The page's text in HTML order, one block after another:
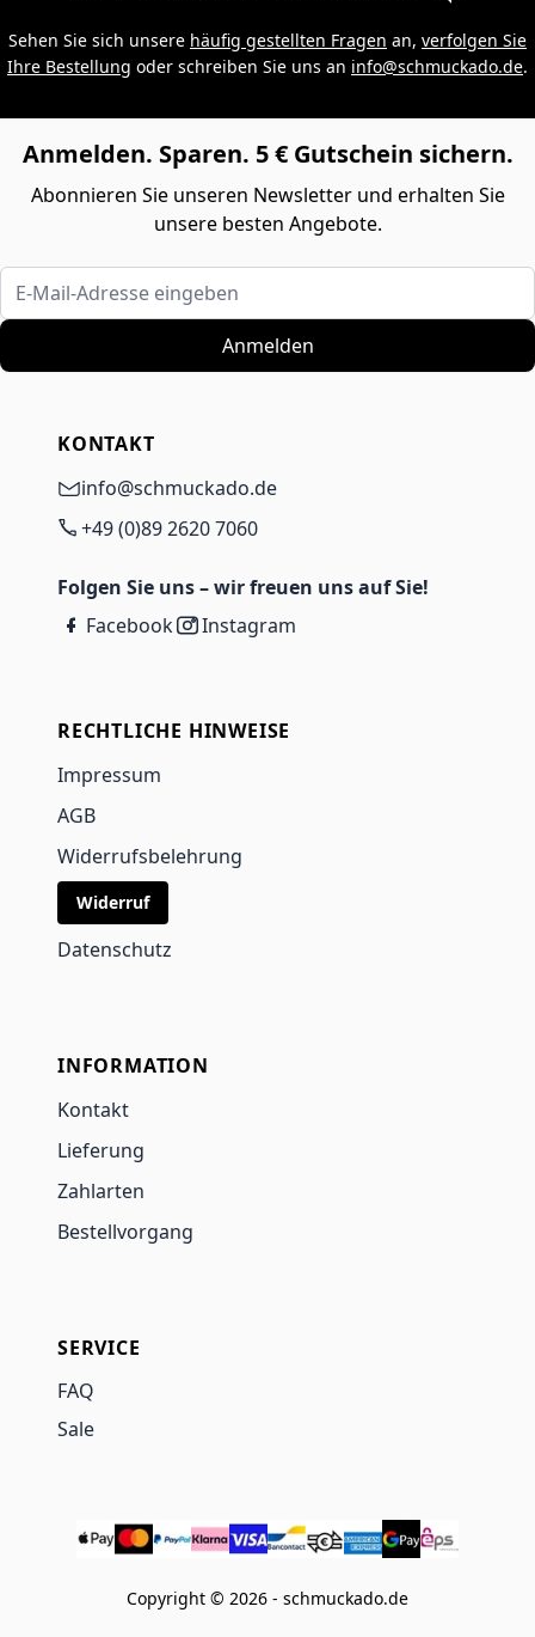
Sehen Sie sich unsere häufig gestellten Fragen an, verfolgen Sie
Ihre Bestellung oder schreiben Sie uns an info@schmuckado.de.
Anmelden. Sparen. 5 € Gutschein sichern.
Abonnieren Sie unseren Newsletter und erhalten Sie
unsere besten Angebote.
E-Mail-Adresse eingeben
Anmelden
KONTAKT
info@schmuckado.de
+49 (0)89 2620 7060
Folgen Sie uns – wir freuen uns auf Sie!
Facebook
Instagram
RECHTLICHE HINWEISE
Impressum
AGB
Widerrufsbelehrung
Widerruf
Datenschutz
INFORMATION
Kontakt
Lieferung
Zahlarten
Bestellvorgang
SERVICE
FAQ
Sale
Copyright © 2026 - schmuckado.de